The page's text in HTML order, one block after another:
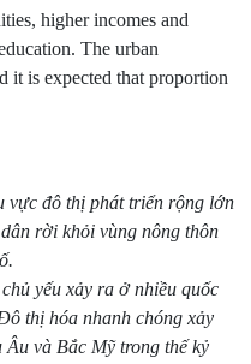
higher incomes and
The urban
it is expected that proportion
vực đô thị phát triển rộng lớn
rời khỏi vùng nông thôn
yếu xảy ra ở nhiều quốc
thị hóa nhanh chóng xảy
và Bắc Mỹ trong thế kỷ